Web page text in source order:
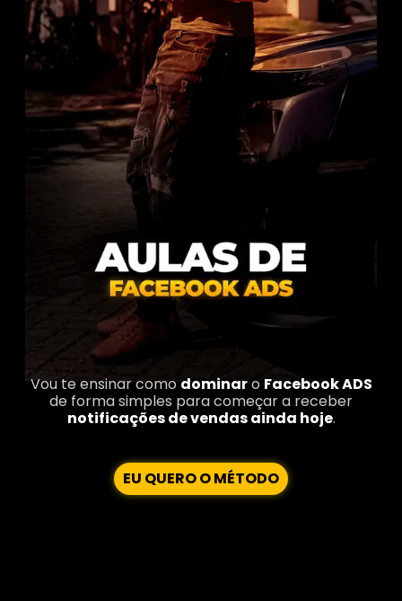
Vou te ensinar como dominaro Facebook ADS
de forma simples para começar a receber
notificações de vendas ainda hoje.
EU QUERO O MÉTODO